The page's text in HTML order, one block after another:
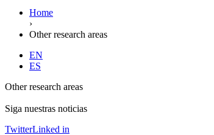
Home
›
Other research areas
EN
ES
Other research areas
Siga nuestras noticias
TwitterLinked in